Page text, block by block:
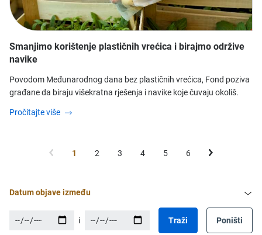
Smanjimo korištenje plastičnih vrećica i birajmo održive
navike
Povodom Međunarodnog dana bez plastičnih vrećica, Fond poziva
građane da biraju višekratna rješenja i navike koje čuvaju okoliš.
Pročitajte više
1 2 3 4 5 6
Datum objave između
i Traži Poništi